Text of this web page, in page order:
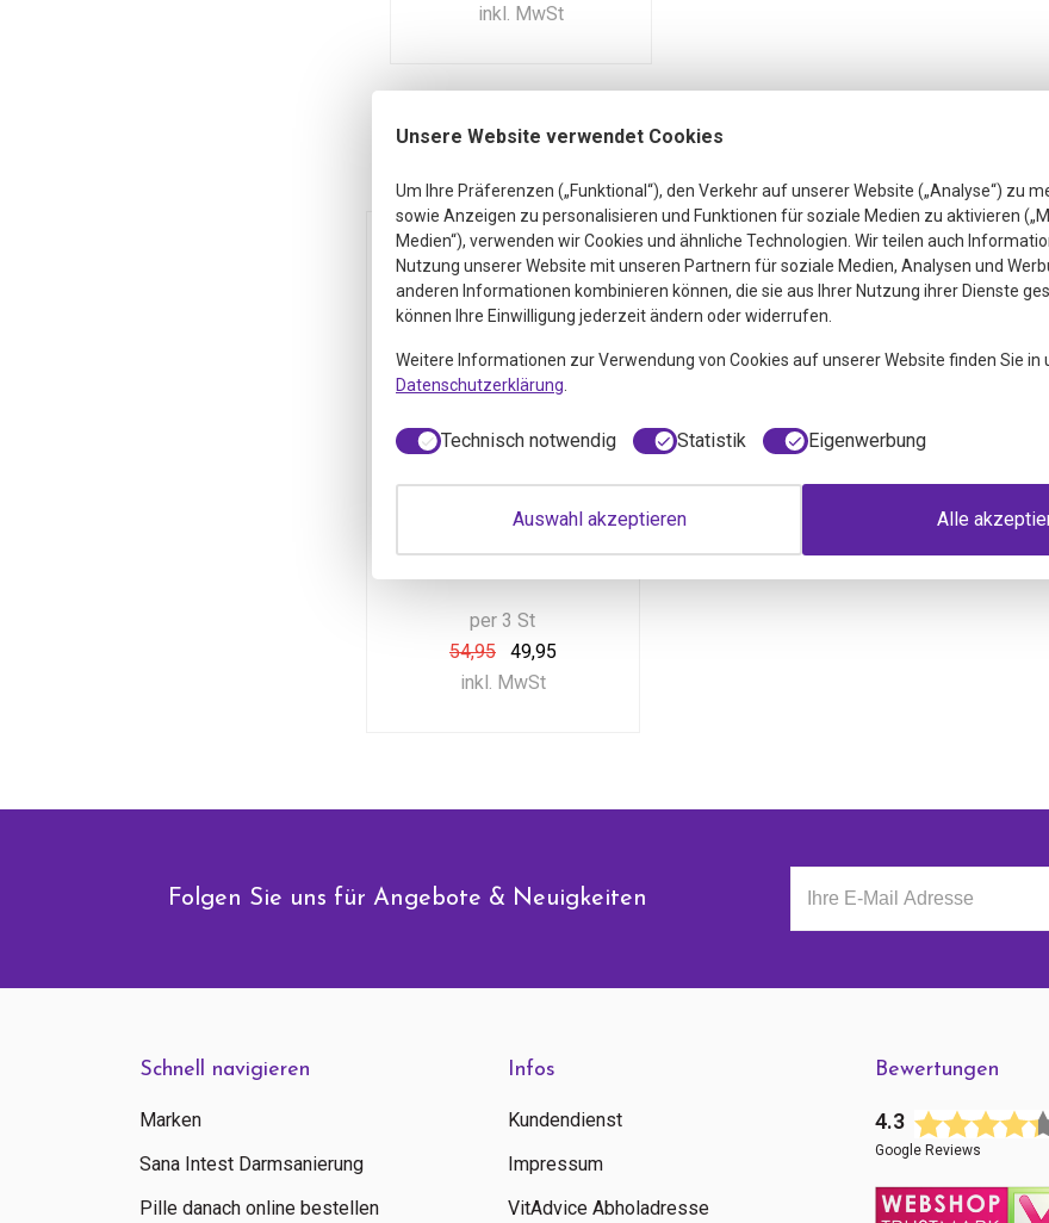
inkl. MwSt
Bioxsine Serum 3
per 3 St
54,95
49,95
inkl. MwSt
Folgen Sie uns für Angebote & Neuigkeiten
Schnell navigieren
Marken
Sana Intest Darmsanierung
Pille danach online bestellen
Infos
Kundendienst
Impressum
VitAdvice Abholadresse
Bewertungen
4.3
Google Reviews
Unsere Website verwendet Cookies
Um Ihre Präferenzen („Funktional“), den Verkehr auf unserer Website („Analyse“) zu
sowie Anzeigen zu personalisieren und Funktionen für soziale Medien zu aktivieren
Medien“), verwenden wir Cookies und ähnliche Technologien. Wir teilen auch
Nutzung unserer Website mit unseren Partnern für soziale Medien, Analysen und
anderen Informationen kombinieren können, die sie aus Ihrer Nutzung ihrer Dienste
können Ihre Einwilligung jederzeit ändern oder widerrufen.
Weitere Informationen zur Verwendung von Cookies auf unserer Website finden Sie in
Datenschutzerklärung
Technisch notwendig Statistik Eigenwerbung
Auswahl akzeptieren Alle